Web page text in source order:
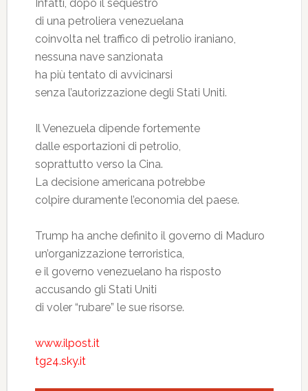
Infatti, dopo il sequestro
di una petroliera venezuelana
coinvolta nel traffico di petrolio iraniano,
nessuna nave sanzionata
ha più tentato di avvicinarsi
senza l’autorizzazione degli Stati Uniti.
Il Venezuela dipende fortemente
dalle esportazioni di petrolio,
soprattutto verso la Cina.
La decisione americana potrebbe
colpire duramente l’economia del paese.
Trump ha anche definito il governo di Maduro
un’organizzazione terroristica,
e il governo venezuelano ha risposto
accusando gli Stati Uniti
di voler “rubare” le sue risorse.
www.ilpost.it
tg24.sky.it